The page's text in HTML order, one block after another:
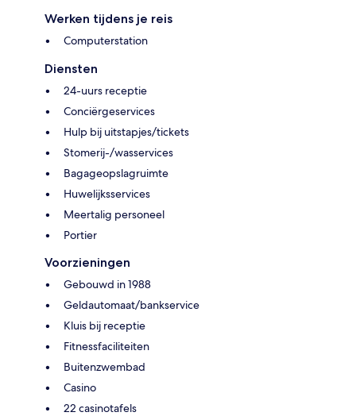
Werken tijdens je reis
Computerstation
Diensten
24-uurs receptie
Conciërgeservices
Hulp bij uitstapjes/tickets
Stomerij-/wasservices
Bagageopslagruimte
Huwelijksservices
Meertalig personeel
Portier
Voorzieningen
Gebouwd in 1988
Geldautomaat/bankservice
Kluis bij receptie
Fitnessfaciliteiten
Buitenzwembad
Casino
22 casinotafels